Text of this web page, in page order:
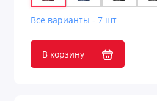
Все варианты - 7 шт
В корзину